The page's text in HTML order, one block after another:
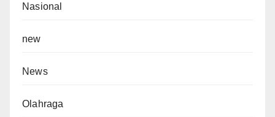
Nasional
new
News
Olahraga